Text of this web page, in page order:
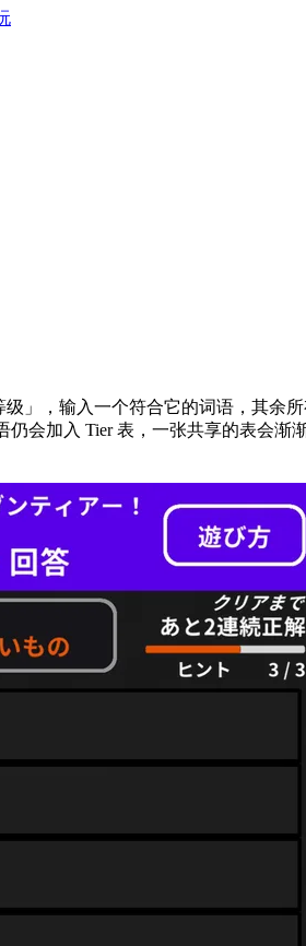
」，输入一个符合它的词语，其余
会加入 Tier 表，一张共享的表会